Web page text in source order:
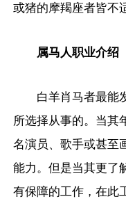
或猪的摩羯座者皆不
属马人职业介绍
白羊肖马者最能
所选择从事的。当其
名演员、歌手或甚至
能力。但是当其更了
有保障的工作，在此